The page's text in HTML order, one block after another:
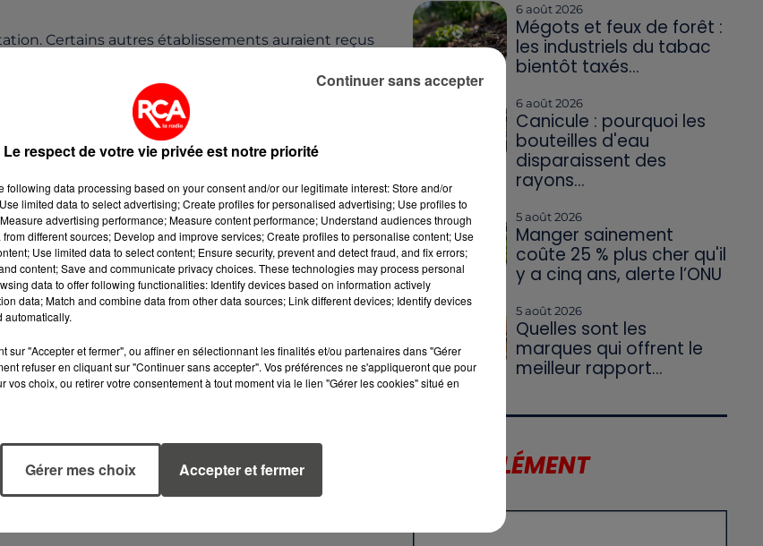
Certains autres établissements auraient reçus
habitants et des commerçants.
sont connus,découvrez-les par ici
: LES
DU
BIENTÔT
POURQUOI LES
BOUTEILLES D'EAU
DISPARAISSENT
6 août 2026
Mégots et feux de forêt :
les industriels du tabac
bientôt taxés...
6 août 2026
Canicule : pourquoi les
bouteilles d'eau
disparaissent des
rayons...
5 août 2026
Manger sainement
coûte 25 % plus cher qu'il
y a cinq ans, alerte l’ONU
5 août 2026
Quelles sont les
marques qui offrent le
meilleur rapport...
LE SUPPLÉMENT
Le respect de votre vie privée est notre priorité
following data processing based on your consent and/or our legitimate interest: Store and/or
limited data to select advertising; Create profiles for personalised advertising; Use profiles to
advertising performance; Measure content performance; Understand audiences through
different sources; Develop and improve services; Create profiles to personalise content; Use
Use limited data to select content; Ensure security, prevent and detect fraud, and fix errors;
content; Save and communicate privacy choices. These technologies may process personal
data to offer following functionalities: Identify devices based on information actively
data; Match and combine data from other data sources; Link different devices; Identify devices
automatically.
sur "Accepter et fermer", ou affiner en sélectionnant les finalités et/ou partenaires dans "Gérer
refuser en cliquant sur "Continuer sans accepter". Vos préférences ne s'appliqueront que pour
vos choix, ou retirer votre consentement à tout moment via le lien "Gérer les cookies" situé en
Gérer mes choix Accepter et fermer
Continuer sans accepter